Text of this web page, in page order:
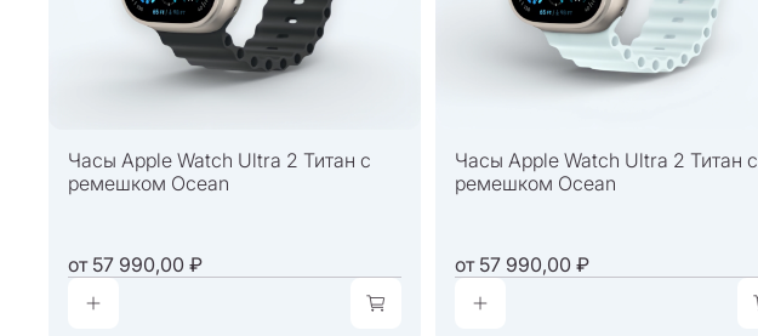
Часы Apple Watch Ultra 2 Титан с
ремешком Ocean
от57 990,00 ₽
Часы Apple Watch Ultra 2 Титан с
ремешком Ocean
от57 990,00 ₽